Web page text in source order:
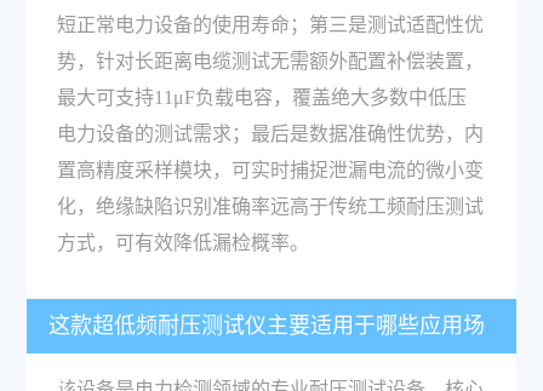
短正常电力设备的使用寿命；第三是测试适配性优
势，针对长距离电缆测试无需额外配置补偿装置，
最大可支持11μF负载电容，覆盖绝大多数中低压
电力设备的测试需求；最后是数据准确性优势，内
置高精度采样模块，可实时捕捉泄漏电流的微小变
化，绝缘缺陷识别准确率远高于传统工频耐压测试
方式，可有效降低漏检概率。
这款超低频耐压测试仪主要适用于哪些应用场
景？